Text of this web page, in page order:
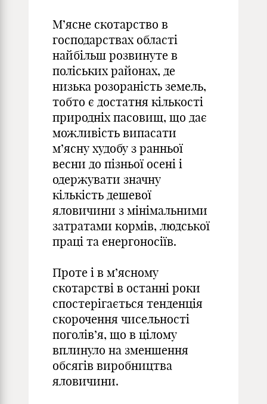
М’ясне скотарство в
господарствах області
найбільш розвинуте в
поліських районах, де
низька розораність земель,
тобто є достатня кількості
природніх пасовищ, що дає
можливість випасати
м’ясну худобу з ранньої
весни до пізньої осені і
одержувати значну
кількість дешевої
яловичини з мінімальними
затратами кормів, людської
праці та енергоносіїв.
Проте і в м’ясному
скотарстві в останні роки
спостерігається тенденція
скорочення чисельності
поголів’я, що в цілому
вплинуло на зменшення
обсягів виробництва
яловичини.